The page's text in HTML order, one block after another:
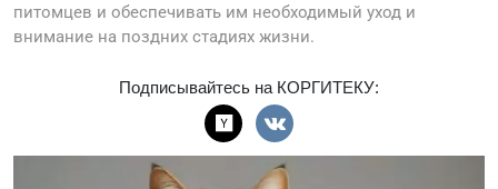
питомцев и обеспечивать им необходимый уход и
внимание на поздних стадиях жизни.
Подписывайтесь на КОРГИТЕКУ: